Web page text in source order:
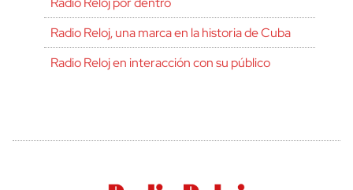
Radio Reloj, una marca en la historia de Cuba
Radio Reloj en interacción con su público